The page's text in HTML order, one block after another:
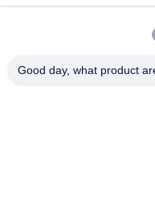
Good day, what product